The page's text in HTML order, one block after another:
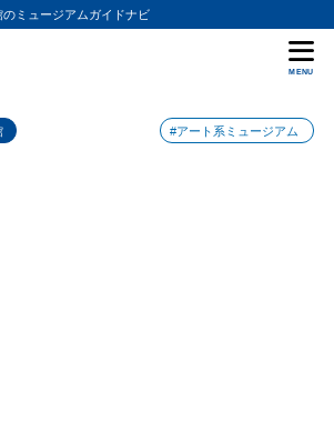
ミュージアムガイドナビ
MENU
#アート系ミュージアム
パーク・ガラスミュージアムの入館料金